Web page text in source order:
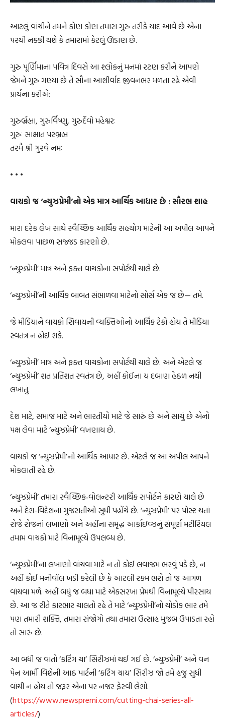
આટલું વાંચીને તમને કોણ કોણ તમારા ગુરુ તરીકે યાદ આવે છે એના
પરથી નક્કી થશે કે તમારામાં કેટલું ઊંડાણ છે.
ગુરુ પૂર્ણિમાના પવિત્ર દિવસે આ શ્લોકનું મનમાં રટણ કરીને આપણે
જેમને ગુરુ ગણ્યા છે તે સૌના આશીર્વાદ જીવનભર મળતા રહે એવી
પ્રાર્થના કરીએ:
ગુરુર્બ્રહ્મા, ગુરુર્વિષ્ણુ, ગુરુર્દેવો મહેશ્વરઃ
ગુરુઃ સાક્ષાત પરબ્રહ્મ
તસ્મૈ શ્રી ગુરવે નમઃ
• • •
વાચકો જ ‘ન્યુઝપ્રેમી’નો એક માત્ર આર્થિક આધાર છે : સૌરભ શાહ
મારા દરેક લેખ સાથે સ્વૈચ્છિક આર્થિક સહયોગ માટેની આ અપીલ આપને
મોકલવા પાછળ સજ્જડ કારણો છે.
‘ન્યુઝપ્રેમી’ માત્ર અને ફક્ત વાચકોના સપોર્ટથી ચાલે છે.
‘ન્યુઝપ્રેમી’ની આર્થિક બાબત સંભાળવા માટેનો સોર્સ એક જ છે— તમે.
જે મીડિયાને વાચકો સિવાયની વ્યક્તિઓનો આર્થિક ટેકો હોય તે મીડિયા
સ્વતંત્ર ન હોઈ શકે.
‘ન્યુઝપ્રેમી’ માત્ર અને ફક્ત વાચકોના સપોર્ટથી ચાલે છે. અને એટલે જ
‘ન્યુઝપ્રેમી’ શત પ્રતિશત સ્વતંત્ર છે, અહીં કોઈના ય દબાણ હેઠળ નથી
લખાતું.
દેશ માટે, સમાજ માટે અને ભારતીયો માટે જે સારું છે અને સાચું છે એનો
પક્ષ લેવા માટે ‘ન્યુઝપ્રેમી’ વખણાય છે.
વાચકો જ ‘ન્યુઝપ્રેમી’નો આર્થિક આધાર છે. એટલે જ આ અપીલ આપને
મોકલાતી રહે છે.
‘ન્યુઝપ્રેમી’ તમારા સ્વૈચ્છિક‐વોલન્ટરી આર્થિક સપોર્ટને કારણે ચાલે છે
અને દેશ-વિદેશના ગુજરાતીઓ સુધી પહોંચે છે. ‘ન્યુઝપ્રેમી’ પર પોસ્ટ થતાં
રોજે રોજનાં લખાણો અને અહીંના સમૃદ્ધ આર્કાઇવ્ઝનું સંપૂર્ણ મટીરિયલ
તમામ વાચકો માટે વિનામૂલ્યે ઉપલબ્ધ છે.
‘ન્યુઝપ્રેમી’નાં લખાણો વાંચવા માટે ન તો કોઈ લવાજમ ભરવું પડે છે, ન
અહીં કોઈ મનીવૉલ ખડી કરેલી છે કે આટલી રકમ ભરો તો જ આગળ
વાંચવા મળે. અહીં બધું જ બધા માટે એકસરખા પ્રેમથી વિનામૂલ્યે પીરસાય
છે. આ જ રીતે કારભાર ચાલતો રહે તે માટે ‘ન્યુઝપ્રેમી’નો થોડોક ભાર તમે
પણ તમારી શક્તિ, તમારા સંજોગો તથા તમારા ઉત્સાહ મુજબ ઉપાડતા રહો
તો સારું છે.
આ બધી જ વાતો ‘કટિંગ ચા’ સિરીઝમાં થઈ ગઈ છે. ‘ન્યુઝપ્રેમી’ અને વન
પેન આર્મી વિશેની આઠ પાર્ટની ‘કટિંગ ચાય’ સિરીઝ જો તમે હજુ સુધી
વાંચી ન હોય તો જરૂર એના પર નજર ફેરવી લેશો.
(https://www.newspremi.com/cutting-chai-series-all-
articles/)